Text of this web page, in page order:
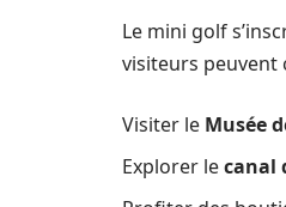
Le mini golf
visiteurs peuvent
Visiter le Musée
Explorer lecanal